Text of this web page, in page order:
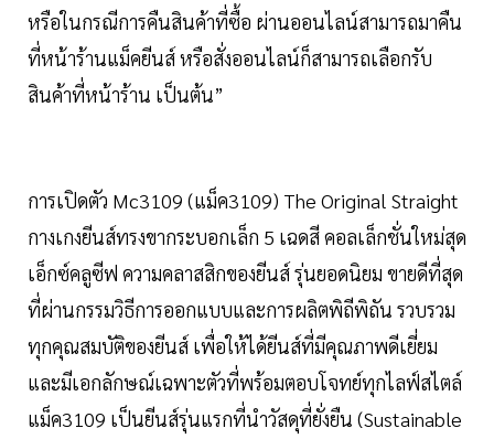
หรือในกรณีการคืนสินค้าที่ซื้อ ผ่านออนไลน์สามารถมาคืน
ที่หน้าร้านแม็คยีนส์ หรือสั่งออนไลน์ก็สามารถเลือกรับ
สินค้าที่หน้าร้าน เป็นต้น”
การเปิดตัว Mc3109 (แม็ค3109) The Original Straight
กางเกงยีนส์ทรงขากระบอกเล็ก 5 เฉดสี คอลเล็กชั่นใหม่สุด
เอ็กซ์คลูซีฟ ความคลาสสิกของยีนส์ รุ่นยอดนิยม ขายดีที่สุด
ที่ผ่านกรรมวิธีการออกแบบและการผลิตพิถีพิถัน รวบรวม
ทุกคุณสมบัติของยีนส์ เพื่อให้ได้ยีนส์ที่มีคุณภาพดีเยี่ยม
และมีเอกลักษณ์เฉพาะตัวที่พร้อมตอบโจทย์ทุกไลฟ์สไตล์
แม็ค3109 เป็นยีนส์รุ่นแรกที่นำวัสดุที่ยั่งยืน (Sustainable